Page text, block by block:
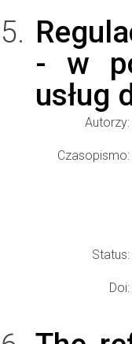
- w
usług
Autorzy:
Czasopismo:
Status:
Doi: